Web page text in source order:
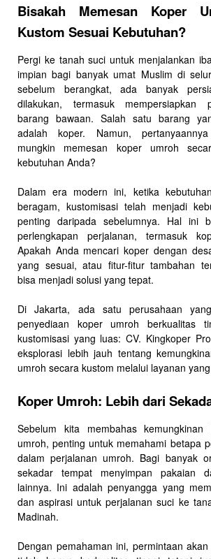
Bisakah Memesan Koper
Kustom Sesuai Kebutuhan?
Pergi ke tanah suci untuk menjalankan
impian bagi banyak umat Muslim di
sebelum berangkat, ada banyak
dilakukan, termasuk mempersiapkan
barang bawaan. Salah satu barang
adalah koper. Namun,
mungkin memesan koper umroh
kebutuhan Anda?
Dalam era modern ini, ketika
beragam, kustomisasi telah menjadi
penting daripada sebelumnya. Hal ini
perlengkapan perjalanan, termasuk
Apakah Anda mencari koper dengan
yang sesuai, atau fitur-fitur tambahan
bisa menjadi solusi yang tepat.
Di Jakarta, ada satu perusahaan
penyediaan koper umroh berkualitas
kustomisasi yang luas: CV. Kingkoper
eksplorasi lebih jauh tentang
umroh secara kustom melalui layanan
Koper Umroh: Lebih dari
Sebelum kita membahas kemungkinan
umroh, penting untuk memahami betapa
dalam perjalanan umroh. Bagi banyak
sekadar tempat menyimpan pakaian
lainnya. Ini adalah penyangga yang
dan aspirasi untuk perjalanan suci ke
Madinah.
Dengan pemahaman ini, permintaan